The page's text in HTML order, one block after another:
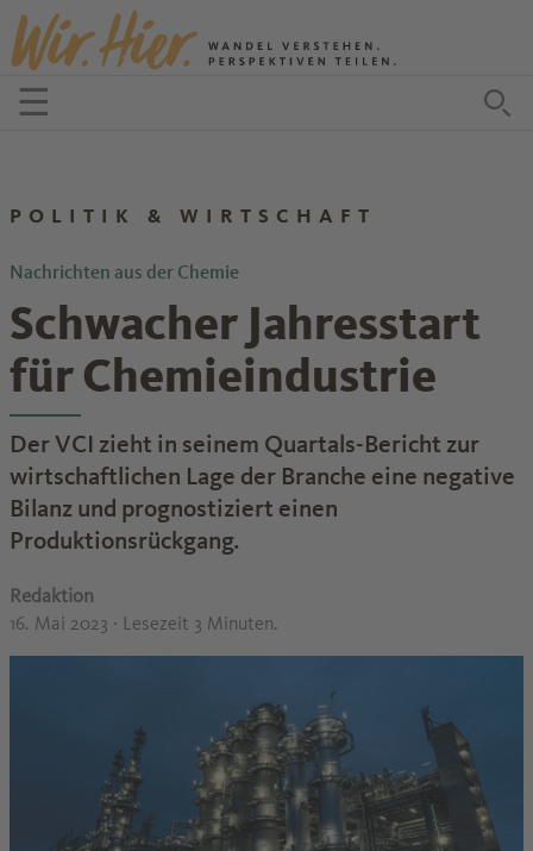
Zum Inhalt springen
☰Menü öffnen
POLITIK & WIRTSCHAFT
Nachrichten aus der Chemie
Schwacher Jahresstart
für Chemieindustrie
Der VCI zieht in seinem Quartals-Bericht zur
wirtschaftlichen Lage der Branche eine negative
Bilanz und prognostiziert einen
Produktionsrückgang.
Redaktion
16. Mai 2023 · Lesezeit 3 Minuten.